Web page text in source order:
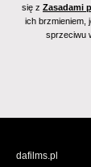
się z Zasadami
ich brzmieniem,
sprzeciwu
dafilms.pl